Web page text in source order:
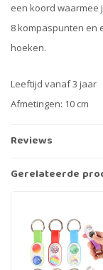
een koord waarmee
8 kompaspunten en
hoeken.
Leeftijd vanaf 3 jaar
Afmetingen: 10 cm
Reviews
Gerelateerde